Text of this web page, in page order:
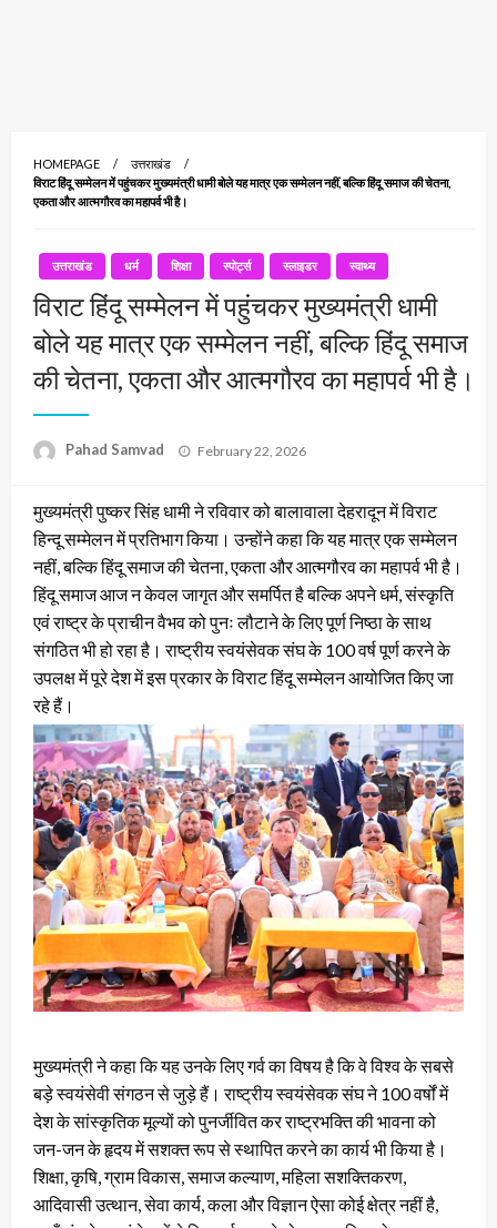
HOMEPAGE
उत्तराखंड
विराट हिंदू सम्मेलन में पहुंचकर मुख्यमंत्री धामी बोले यह मात्र एक सम्मेलन नहीं, बल्कि हिंदू समाज की चेतना,
एकता और आत्मगौरव का महापर्व भी है।
उत्तराखंड धर्म शिक्षा स्पोर्ट्स स्लाइडर स्वाथ्य
विराट हिंदू सम्मेलन में पहुंचकर मुख्यमंत्री धामी
बोले यह मात्र एक सम्मेलन नहीं, बल्कि हिंदू समाज
की चेतना, एकता और आत्मगौरव का महापर्व भी है।
Pahad Samvad
Posted
February 22, 2026
मुख्यमंत्री पुष्कर सिंह धामी ने रविवार को बालावाला देहरादून में विराट
हिन्दू सम्मेलन में प्रतिभाग किया। उन्होंने कहा कि यह मात्र एक सम्मेलन
नहीं, बल्कि हिंदू समाज की चेतना, एकता और आत्मगौरव का महापर्व भी है।
हिंदू समाज आज न केवल जागृत और समर्पित है बल्कि अपने धर्म, संस्कृति
एवं राष्ट्र के प्राचीन वैभव को पुनः लौटाने के लिए पूर्ण निष्ठा के साथ
संगठित भी हो रहा है। राष्ट्रीय स्वयंसेवक संघ के 100 वर्ष पूर्ण करने के
उपलक्ष में पूरे देश में इस प्रकार के विराट हिंदू सम्मेलन आयोजित किए जा
रहे हैं।
मुख्यमंत्री ने कहा कि यह उनके लिए गर्व का विषय है कि वे विश्व के सबसे
बड़े स्वयंसेवी संगठन से जुड़े हैं। राष्ट्रीय स्वयंसेवक संघ ने 100 वर्षों में
देश के सांस्कृतिक मूल्यों को पुनर्जीवित कर राष्ट्रभक्ति की भावना को
जन-जन के हृदय में सशक्त रूप से स्थापित करने का कार्य भी किया है।
शिक्षा, कृषि, ग्राम विकास, समाज कल्याण, महिला सशक्तिकरण,
आदिवासी उत्थान, सेवा कार्य, कला और विज्ञान ऐसा कोई क्षेत्र नहीं है,